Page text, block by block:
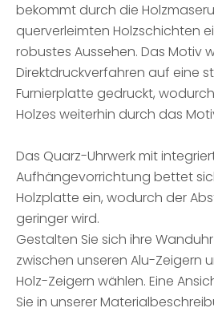
bekommt durch die
querverleimten Holzschichten
robustes Aussehen. Das Motiv
Direktdruckverfahren auf eine
Furnierplatte gedruckt,
Holzes weiterhin durch das
Das Quarz-Uhrwerk mit
Aufhängevorrichtung bettet
Holzplatte ein, wodurch der
geringer wird.
Gestalten Sie sich ihre
zwischen unseren Alu-Zeigern
Holz-Zeigern wählen. Eine
Sie in unserer